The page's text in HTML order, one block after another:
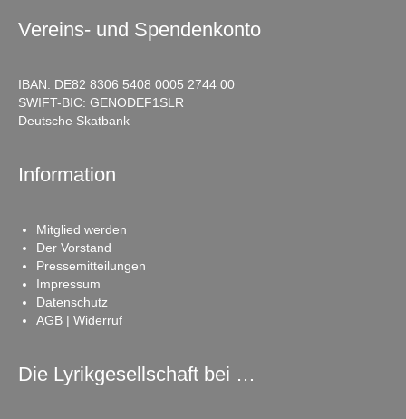
Vereins- und Spendenkonto
IBAN: DE82 8306 5408 0005 2744 00
SWIFT-BIC: GENODEF1SLR
Deutsche Skatbank
Information
Mitglied werden
Der Vorstand
Pressemitteilungen
Impressum
Datenschutz
AGB | Widerruf
Die Lyrikgesellschaft bei …